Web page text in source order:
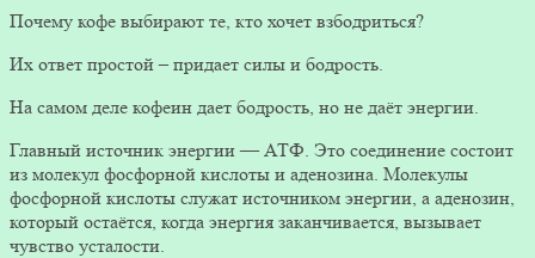
Почему кофе выбирают те, кто хочет взбодриться?
Их ответ простой – придает силы и бодрость.
На самом деле кофеин дает бодрость, но не даёт энергии.
Главный источник энергии — АТФ. Это соединение состоит
из молекул фосфорной кислоты и аденозина. Молекулы
фосфорной кислоты служат источником энергии, а аденозин,
который остаётся, когда энергия заканчивается, вызывает
чувство усталости.